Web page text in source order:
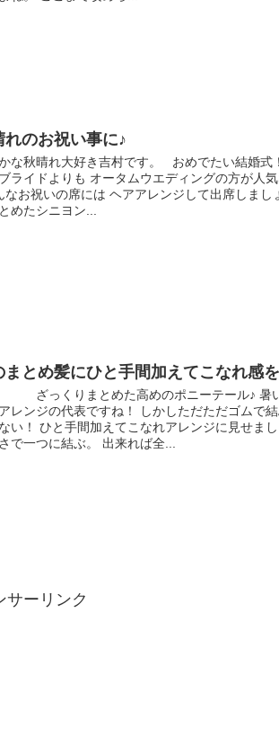
れのお祝い事に♪
な秋晴れ大好き吉村です。 おめでたい結婚式
ライドよりも オータムウエディングの方が人気
なお祝いの席には ヘアアレンジして出席しま
めたシニヨン...
まとめ髪にひと手間加えてこなれ感を
くりまとめた高めのポニーテール♪ 暑い
レンジの代表ですね！ しかしただただゴムで
い！ ひと手間加えてこなれアレンジに見せま
で一つに結ぶ。 出来れば全...
サーリンク